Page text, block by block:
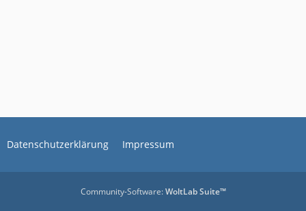
Datenschutzerklärung Impressum
Community-Software:WoltLab Suite™